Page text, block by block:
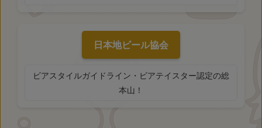
日本地ビール協会
ビアスタイルガイドライン・ビアテイスター認定の総
本山！